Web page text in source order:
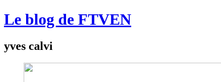
Le blog de FTVEN
yves calvi